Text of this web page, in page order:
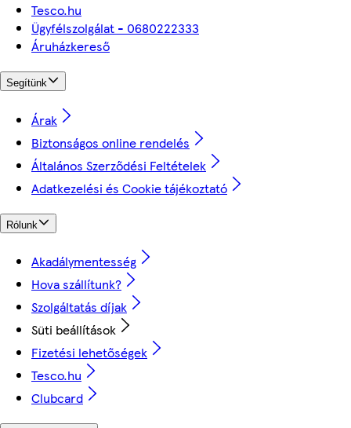
Tesco.hu
Ügyfélszolgálat - 0680222333
Áruházkereső
Segítünk
Árak
Biztonságos online rendelés
Általános Szerződési Feltételek
Adatkezelési és Cookie tájékoztató
Rólunk
Akadálymentesség
Hova szállítunk?
Szolgáltatás díjak
Süti beállítások
Fizetési lehetőségek
Tesco.hu
Clubcard